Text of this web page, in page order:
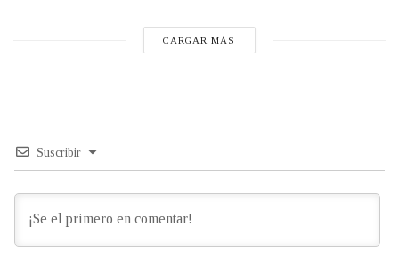
CARGAR MÁS
Suscribir